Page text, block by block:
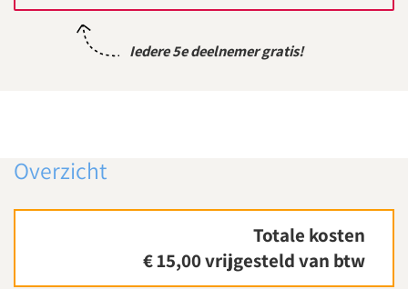
Iedere 5e deelnemer gratis!
Overzicht
Totale kosten
€ 15,00vrijgesteld van btw